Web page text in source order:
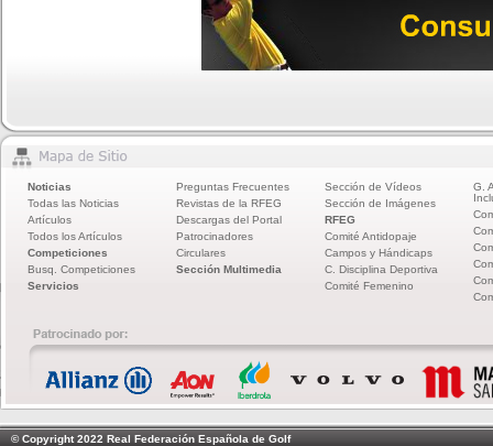
Noticias
Todas las Noticias
Artículos
Todos los Artículos
Competiciones
Busq. Competiciones
Servicios
Preguntas Frecuentes
Revistas de la RFEG
Descargas del Portal
Patrocinadores
Circulares
Sección Multimedia
Sección de Vídeos
Sección de Imágenes
RFEG
Comité Antidopaje
Campos y Hándicaps
C. Disciplina Deportiva
Comité Femenino
G.
© Copyright 2022 Real Federación Española de Golf